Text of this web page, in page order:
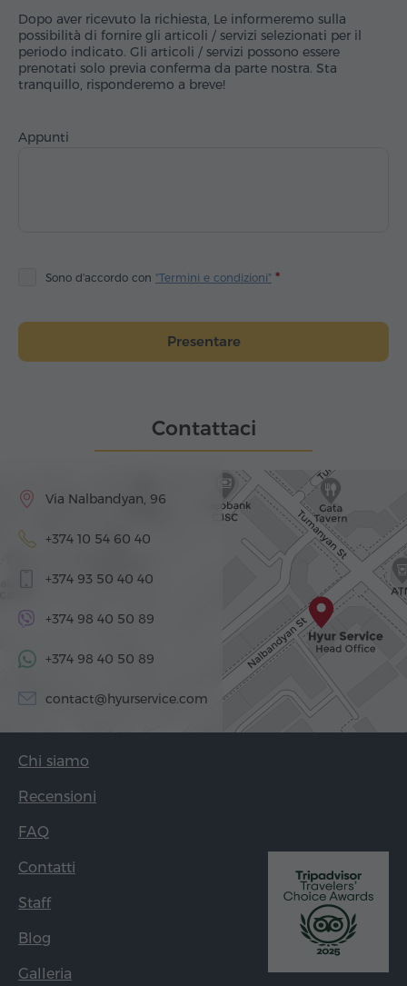
Dopo aver ricevuto la richiesta, Le informeremo sulla
possibilità di fornire gli articoli / servizi selezionati per il
periodo indicato. Gli articoli / servizi possono essere
prenotati solo previa conferma da parte nostra. Sta
tranquillo, risponderemo a breve!
Appunti
Sono d'accordo con "Termini e condizioni"
Presentare
Contattaci
Via Nalbandyan, 96
+374 10 54 60 40
+374 93 50 40 40
+374 98 40 50 89
+374 98 40 50 89
contact@hyurservice.com
Chi siamo
Recensioni
FAQ
Contatti
Staff
Blog
Galleria